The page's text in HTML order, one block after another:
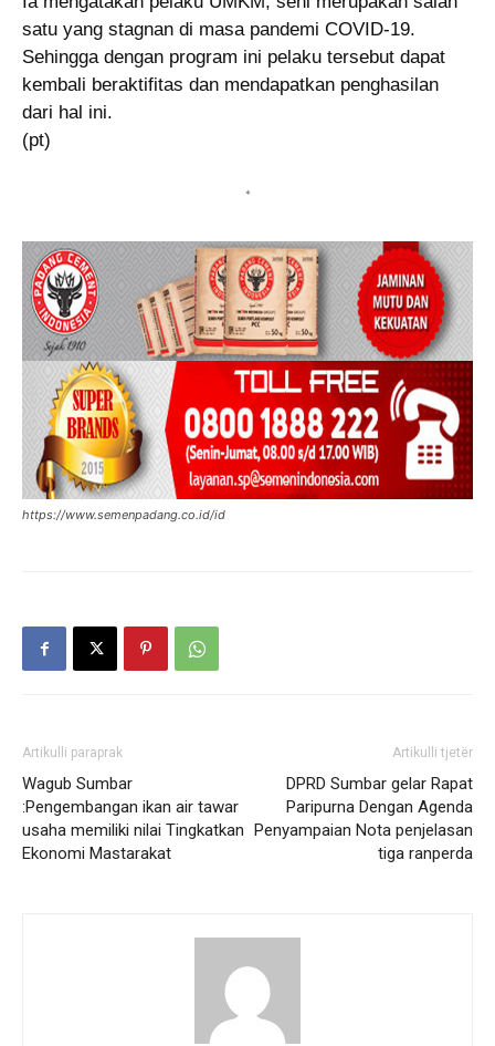
satu yang stagnan di masa pandemi COVID-19.
Sehingga dengan program ini pelaku tersebut dapat
kembali beraktifitas dan mendapatkan penghasilan
dari hal ini.
(pt)
*
https://www.semenpadang.co.id/id
Artikulli paraprak
Wagub Sumbar
:Pengembangan ikan air tawar
usaha memiliki nilai Tingkatkan
Ekonomi Mastarakat
Artikulli tjetër
DPRD Sumbar gelar Rapat
Paripurna Dengan Agenda
Penyampaian Nota penjelasan
tiga ranperda